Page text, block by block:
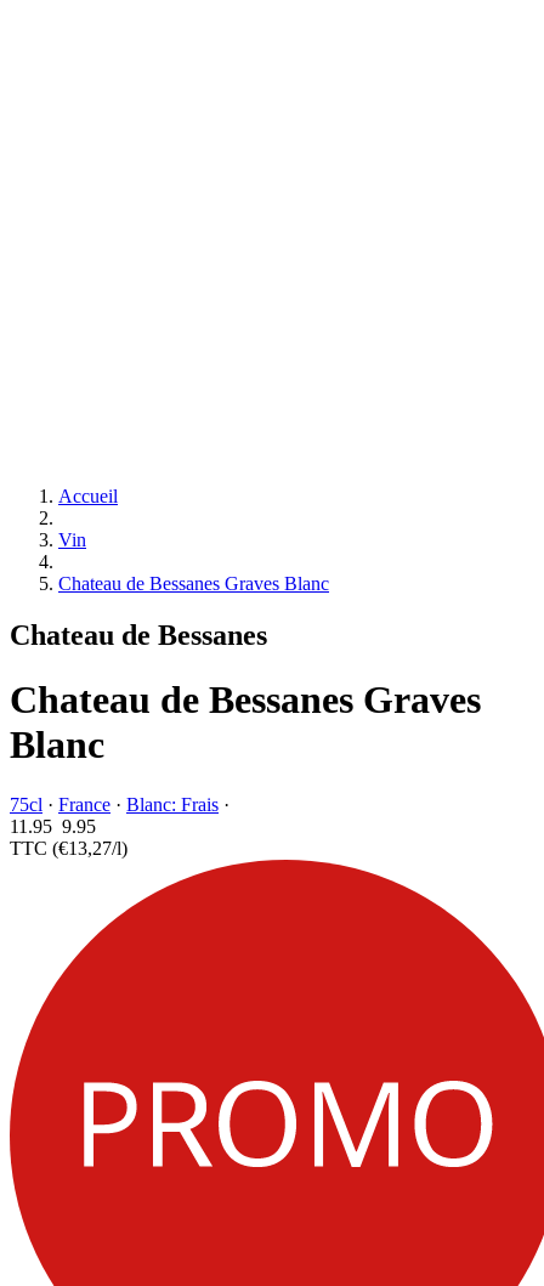
Accueil
Vin
Chateau de Bessanes Graves Blanc
Chateau de Bessanes
Chateau de Bessanes Graves
Blanc
75cl · France · Blanc: Frais ·
11.95 9.95
TTC (€13,27/l)